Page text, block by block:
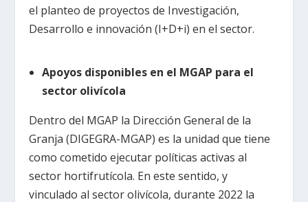
el planteo de proyectos de Investigación,
Desarrollo e innovación (I+D+i) en el sector.
Apoyos disponibles en el MGAP para el
sector olivícola
Dentro del MGAP la Dirección General de la
Granja (DIGEGRA-MGAP) es la unidad que tiene
como cometido ejecutar políticas activas al
sector hortifrutícola. En este sentido, y
vinculado al sector olivícola, durante 2022 la